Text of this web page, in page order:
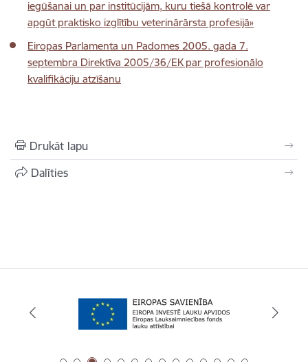
iegūšanai un par institūcijām, kuru tiešā kontrolē var
apgūt praktisko izglītību veterinārārsta profesijā»
Eiropas Parlamenta un Padomes 2005. gada 7.
septembra Direktīva 2005/36/EK par profesionālo
kvalifikāciju atzīšanu
Drukāt lapu
Dalīties